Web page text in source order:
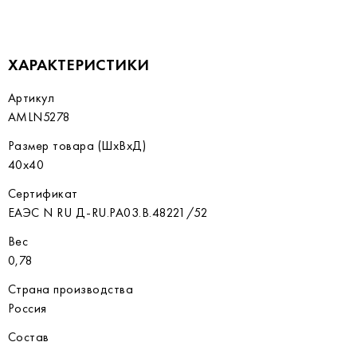
ХАРАКТЕРИСТИКИ
Артикул
AMLN5278
Размер товара (ШхВхД)
40х40
Сертификат
ЕАЭС N RU Д-RU.РА03.В.48221/52
Вес
0,78
Страна производства
Россия
Состав